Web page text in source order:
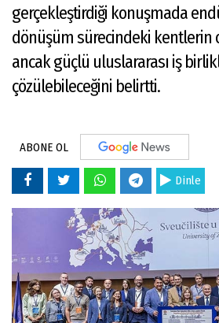
gerçekleştirdiği konuşmada
dönüşüm sürecindeki kentlerin
ancak güçlü uluslararası iş
çözülebileceğini belirtti.
ABONE OL
Dinle